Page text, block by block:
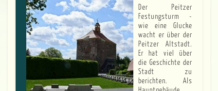
Der Peitzer
Festungsturm -
wie eine Glucke
wacht er über der
Peitzer Altstadt.
Er hat viel über
die Geschichte der
Stadt zu
berichten. Als